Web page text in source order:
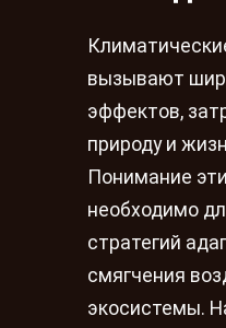
вызывают
эффектов,
природу и
Понимание
необходимо
стратегий
смягчения
экосистемы.